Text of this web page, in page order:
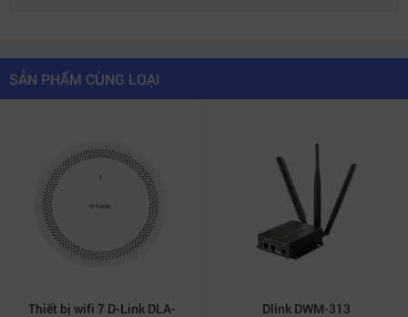
SẢN PHẨM CÙNG LOẠI
Thiết bị wifi 7 D-Link DLA-
Dlink DWM-313